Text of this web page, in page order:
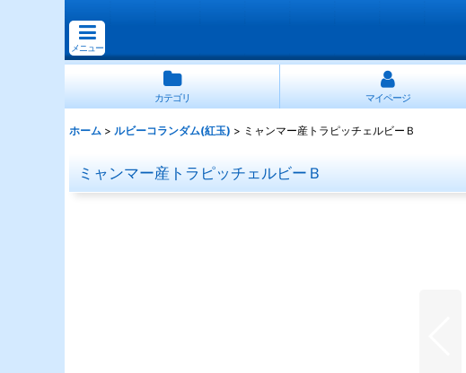
メニュー
カテゴリ マイページ
ホーム > ルビーコランダム(紅玉) > ミャンマー産トラピッチェルビーＢ
ミャンマー産トラピッチェルビーＢ